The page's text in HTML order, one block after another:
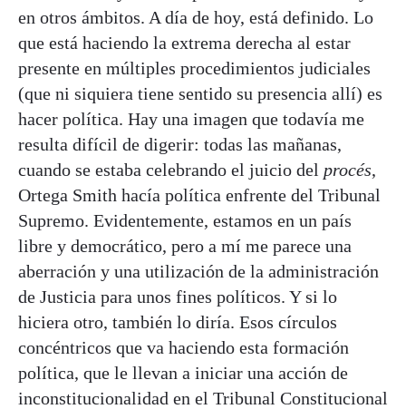
en otros ámbitos. A día de hoy, está definido. Lo
que está haciendo la extrema derecha al estar
presente en múltiples procedimientos judiciales
(que ni siquiera tiene sentido su presencia allí) es
hacer política. Hay una imagen que todavía me
resulta difícil de digerir: todas las mañanas,
cuando se estaba celebrando el juicio del procés,
Ortega Smith hacía política enfrente del Tribunal
Supremo. Evidentemente, estamos en un país
libre y democrático, pero a mí me parece una
aberración y una utilización de la administración
de Justicia para unos fines políticos. Y si lo
hiciera otro, también lo diría. Esos círculos
concéntricos que va haciendo esta formación
política, que le llevan a iniciar una acción de
inconstitucionalidad en el Tribunal Constitucional